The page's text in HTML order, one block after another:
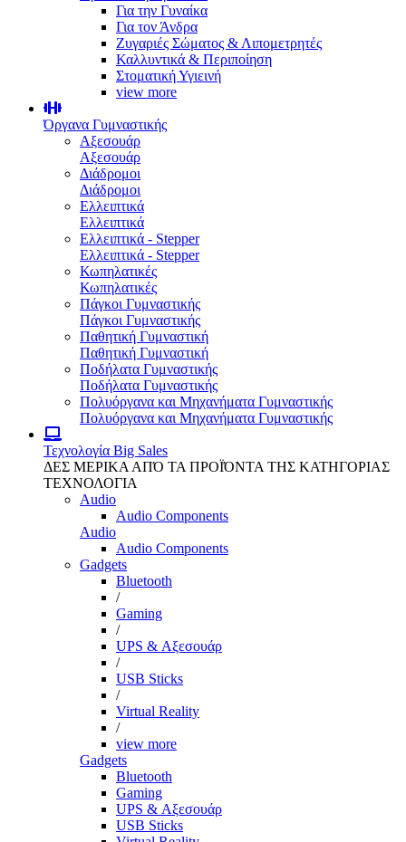
Για την Γυναίκα
Για τον Άνδρα
Ζυγαριές Σώματος & Λιπομετρητές
Καλλυντικά & Περιποίηση
Στοματική Υγιεινή
view more
Όργανα Γυμναστικής
Αξεσουάρ
Αξεσουάρ
Διάδρομοι
Διάδρομοι
Ελλειπτικά
Ελλειπτικά
Ελλειπτικά - Stepper
Ελλειπτικά - Stepper
Κωπηλατικές
Κωπηλατικές
Πάγκοι Γυμναστικής
Πάγκοι Γυμναστικής
Παθητική Γυμναστική
Παθητική Γυμναστική
Ποδήλατα Γυμναστικής
Ποδήλατα Γυμναστικής
Πολυόργανα και Μηχανήματα Γυμναστικής
Πολυόργανα και Μηχανήματα Γυμναστικής
Τεχνολογία Big Sales
ΔΕΣ ΜΕΡΙΚΑ ΑΠΌ ΤΑ ΠΡΟΪΌΝΤΑ ΤΗΣ ΚΑΤΗΓΟΡΙΑΣ
ΤΕΧΝΟΛΟΓΙΑ
Audio
Audio Components
Audio
Audio Components
Gadgets
Bluetooth
/
Gaming
/
UPS & Αξεσουάρ
/
USB Sticks
/
Virtual Reality
/
view more
Gadgets
Bluetooth
Gaming
UPS & Αξεσουάρ
USB Sticks